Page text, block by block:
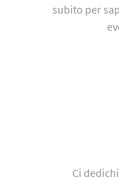
subito per
Ci